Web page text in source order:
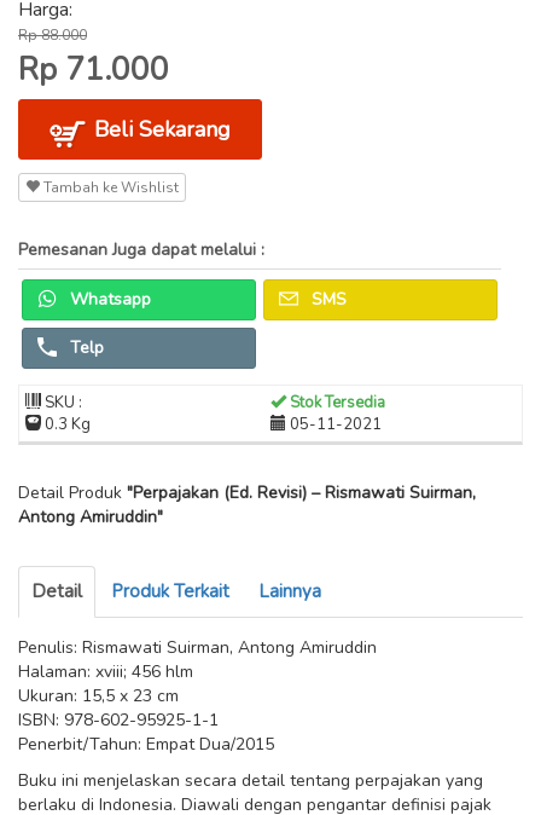
Harga:
Rp 88.000
Rp 71.000
Beli Sekarang
Tambah ke Wishlist
Pemesanan Juga dapat melalui :
Whatsapp SMS
Telp
SKU :
Stok Tersedia
0.3 Kg
05-11-2021
Detail Produk "Perpajakan (Ed. Revisi) – Rismawati Suirman,
Antong Amiruddin"
Detail Produk Terkait Lainnya
Penulis: Rismawati Suirman, Antong Amiruddin
Halaman: xviii; 456 hlm
Ukuran: 15,5 x 23 cm
ISBN: 978-602-95925-1-1
Penerbit/Tahun: Empat Dua/2015
Buku ini menjelaskan secara detail tentang perpajakan yang
berlaku di Indonesia. Diawali dengan pengantar definisi pajak